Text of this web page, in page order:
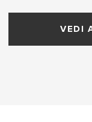
VEDI